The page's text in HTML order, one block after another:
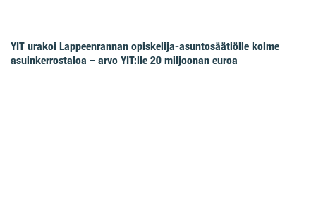
YIT urakoi Lappeenrannan opiskelija-asuntosäätiölle kolme
asuinkerrostaloa – arvo YIT:lle 20 miljoonan euroa